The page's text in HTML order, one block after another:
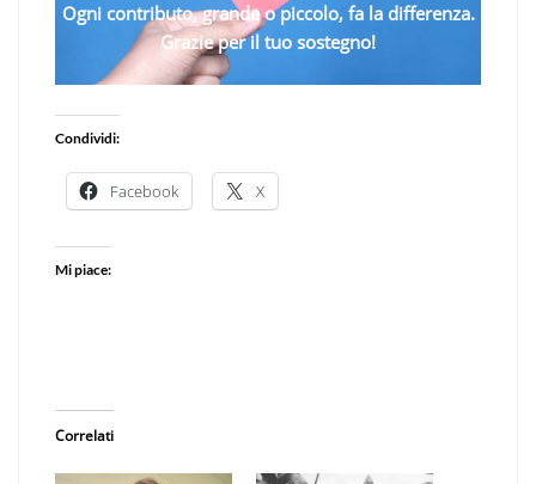
Ogni contributo, grande o piccolo, fa la differenza.
Grazie per il tuo sostegno!
Condividi:
Facebook X
Mi piace:
Correlati